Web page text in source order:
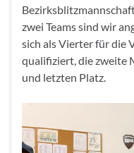
zwei Teams sind wir
sich als Vierter für die
qualifiziert, die zweite
und letzten Platz.